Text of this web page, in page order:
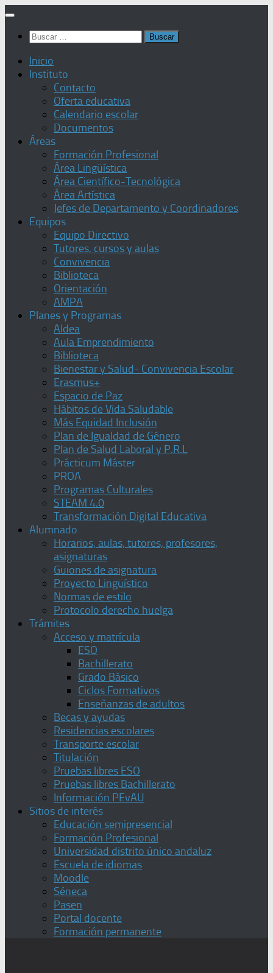
Saltar
contenido
Buscar:
Inicio
Instituto
Contacto
Oferta educativa
Calendario escolar
Documentos
Áreas
Formación Profesional
Área Lingüística
Área Científico-Tecnológica
Área Artística
Jefes de Departamento y Coordinadores
Equipos
Equipo Directivo
Tutores, cursos y aulas
Convivencia
Biblioteca
Orientación
AMPA
Planes y Programas
Aldea
Aula Emprendimiento
Biblioteca
Bienestar y Salud- Convivencia Escolar
Erasmus+
Espacio de Paz
Hábitos de Vida Saludable
Más Equidad Inclusión
Plan de Igualdad de Género
Plan de Salud Laboral y P.R.L
Prácticum Máster
PROA
Programas Culturales
STEAM 4.0
Transformación Digital Educativa
Alumnado
Horarios, aulas, tutores, profesores,
asignaturas
Guiones de asignatura
Proyecto Lingüístico
Normas de estilo
Protocolo derecho huelga
Trámites
Acceso y matrícula
ESO
Bachillerato
Grado Básico
Ciclos Formativos
Enseñanzas de adultos
Becas y ayudas
Residencias escolares
Transporte escolar
Titulación
Pruebas libres ESO
Pruebas libres Bachillerato
Información PEvAU
Sitios de interés
Educación semipresencial
Formación Profesional
Universidad distrito único andaluz
Escuela de idiomas
Moodle
Séneca
Pasen
Portal docente
Formación permanente